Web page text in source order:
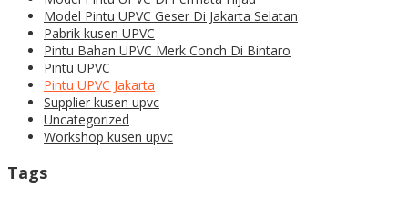
Model Pintu UPVC Geser Di Jakarta Selatan
Pabrik kusen UPVC
Pintu Bahan UPVC Merk Conch Di Bintaro
Pintu UPVC
Pintu UPVC Jakarta
Supplier kusen upvc
Uncategorized
Workshop kusen upvc
Tags